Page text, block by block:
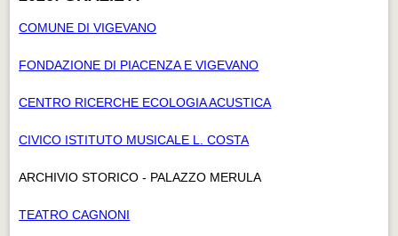
COMUNE DI VIGEVANO
FONDAZIONE DI PIACENZA E VIGEVANO
CENTRO RICERCHE ECOLOGIA ACUSTICA
CIVICO ISTITUTO MUSICALE L. COSTA
ARCHIVIO STORICO - PALAZZO MERULA
TEATRO CAGNONI